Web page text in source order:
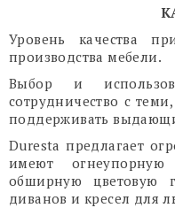
Уровень качества
производства мебели.
Выбор и
сотрудничество с
поддерживать
Duresta предлагает
имеют
обширную цветовую
диванов и кресел для